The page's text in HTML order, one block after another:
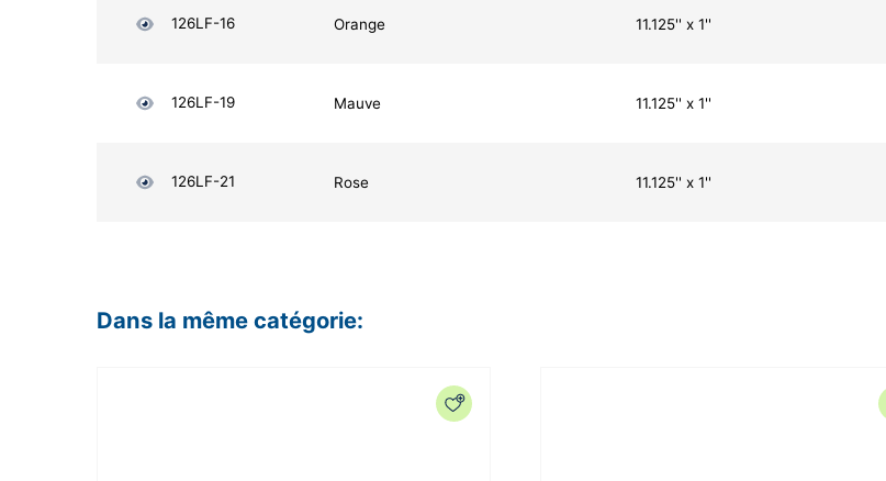
126LF-16 Orange 11.125'' x 1''
126LF-19 Mauve 11.125'' x 1''
126LF-21 Rose 11.125'' x 1''
Dans la même catégorie: